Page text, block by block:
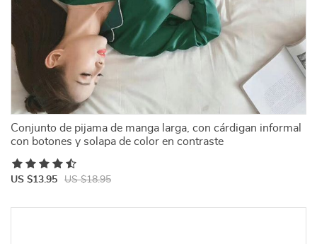
Conjunto de pijama de manga larga, con cárdigan informal
con botones y solapa de color en contraste
US $13.95 US $18.95